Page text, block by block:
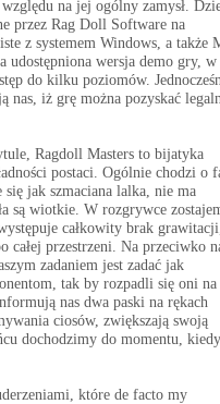
na jej ogólny zamysł.
przez Rag Doll Software na
z systemem Windows, a także
udostępniona wersja demo gry, w
do kilku poziomów.
nas, iż grę można pozyskać
Ragdoll Masters to bijatyka
postaci. Ogólnie chodzi o
się jak szmaciana lalka, nie ma
są wiotkie. W rozgrywce
całkowity brak
całej przestrzeni. Na przeciwko
zadaniem jest zadać jak
tak by rozpadli się oni na
nas dwa paski na rękach
ciosów, zwiększają swoją
dochodzimy do momentu, kiedy
które de facto my